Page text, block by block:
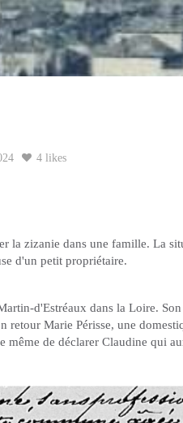
4 likes
la zizanie dans une famille. La
d'un petit propriétaire.
d'Estréaux dans la Loire.
retour Marie Périsse, une
de déclarer Claudine qui